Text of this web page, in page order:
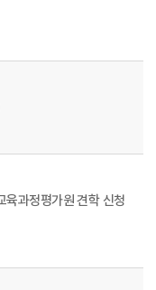
육과정평가원 견학 신청